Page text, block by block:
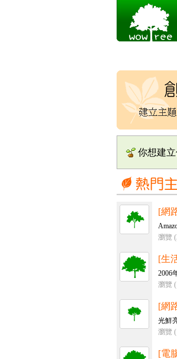
你想建
[網
瀏覽
[生
2006
瀏覽
[網
光鮮
瀏覽
[電